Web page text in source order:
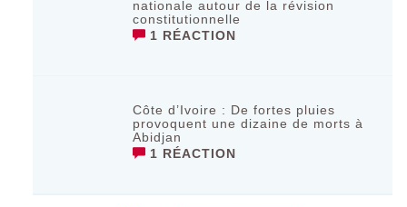
nationale autour de la révision
constitutionnelle
1 RÉACTION
Côte d’Ivoire : De fortes pluies
provoquent une dizaine de morts à
Abidjan
1 RÉACTION